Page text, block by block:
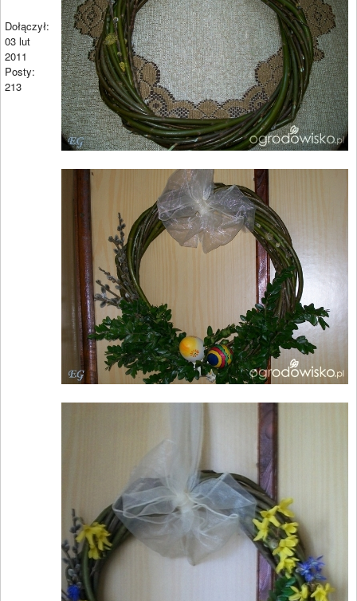
Dołączył:
03 lut
2011
Posty:
213